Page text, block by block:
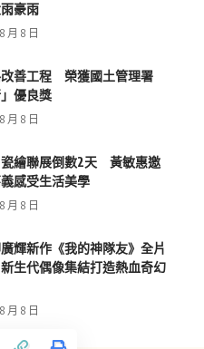
豪雨
月 8 日
善工程 榮獲國土管理署
」優良獎
月 8 日
瓷繪聯展倒數2天 黃敏惠邀
感受生活美學
月 8 日
輝新作《我的神隊友》全片
生代偶像集結打造熱血奇幻
月 8 日